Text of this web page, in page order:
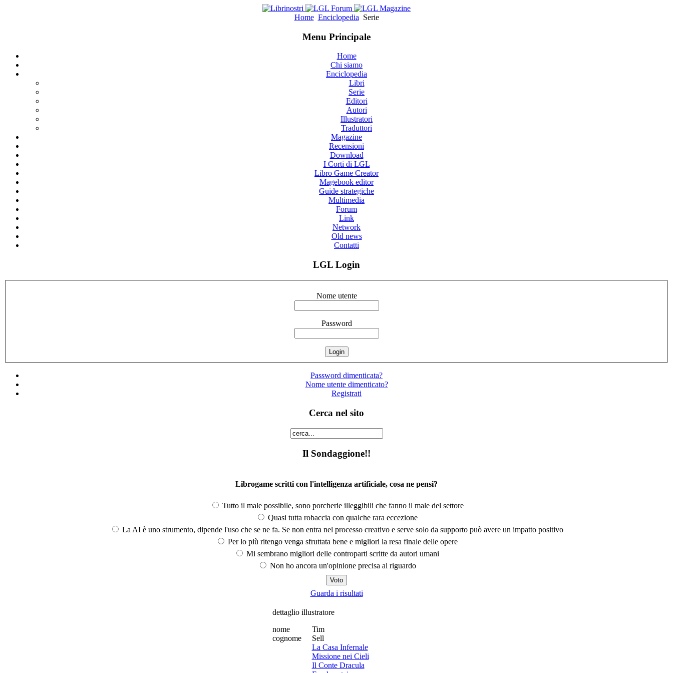
Home Enciclopedia Serie
Menu Principale
Home
Chi siamo
Enciclopedia
Libri
Serie
Editori
Autori
Illustratori
Traduttori
Magazine
Recensioni
Download
I Corti di LGL
Libro Game Creator
Magebook editor
Guide strategiche
Multimedia
Forum
Link
Network
Old news
Contatti
LGL Login
Nome utente
Password
Password dimenticata?
Nome utente dimenticato?
Registrati
Cerca nel sito
Il Sondaggione!!
Librogame scritti con l'intelligenza artificiale, cosa ne pensi?
Tutto il male possibile, sono porcherie illeggibili che fanno il male del settore
Quasi tutta robaccia con qualche rara eccezione
La AI è uno strumento, dipende l'uso che se ne fa. Se non entra nel processo creativo e serve solo da supporto può avere un impatto positivo
Per lo più ritengo venga sfruttata bene e migliori la resa finale delle opere
Mi sembrano migliori delle controparti scritte da autori umani
Non ho ancora un'opinione precisa al riguardo
Guarda i risultati
dettaglio illustratore
nome
Tim
cognome
Sell
La Casa Infernale
Missione nei Cieli
Il Conte Dracula